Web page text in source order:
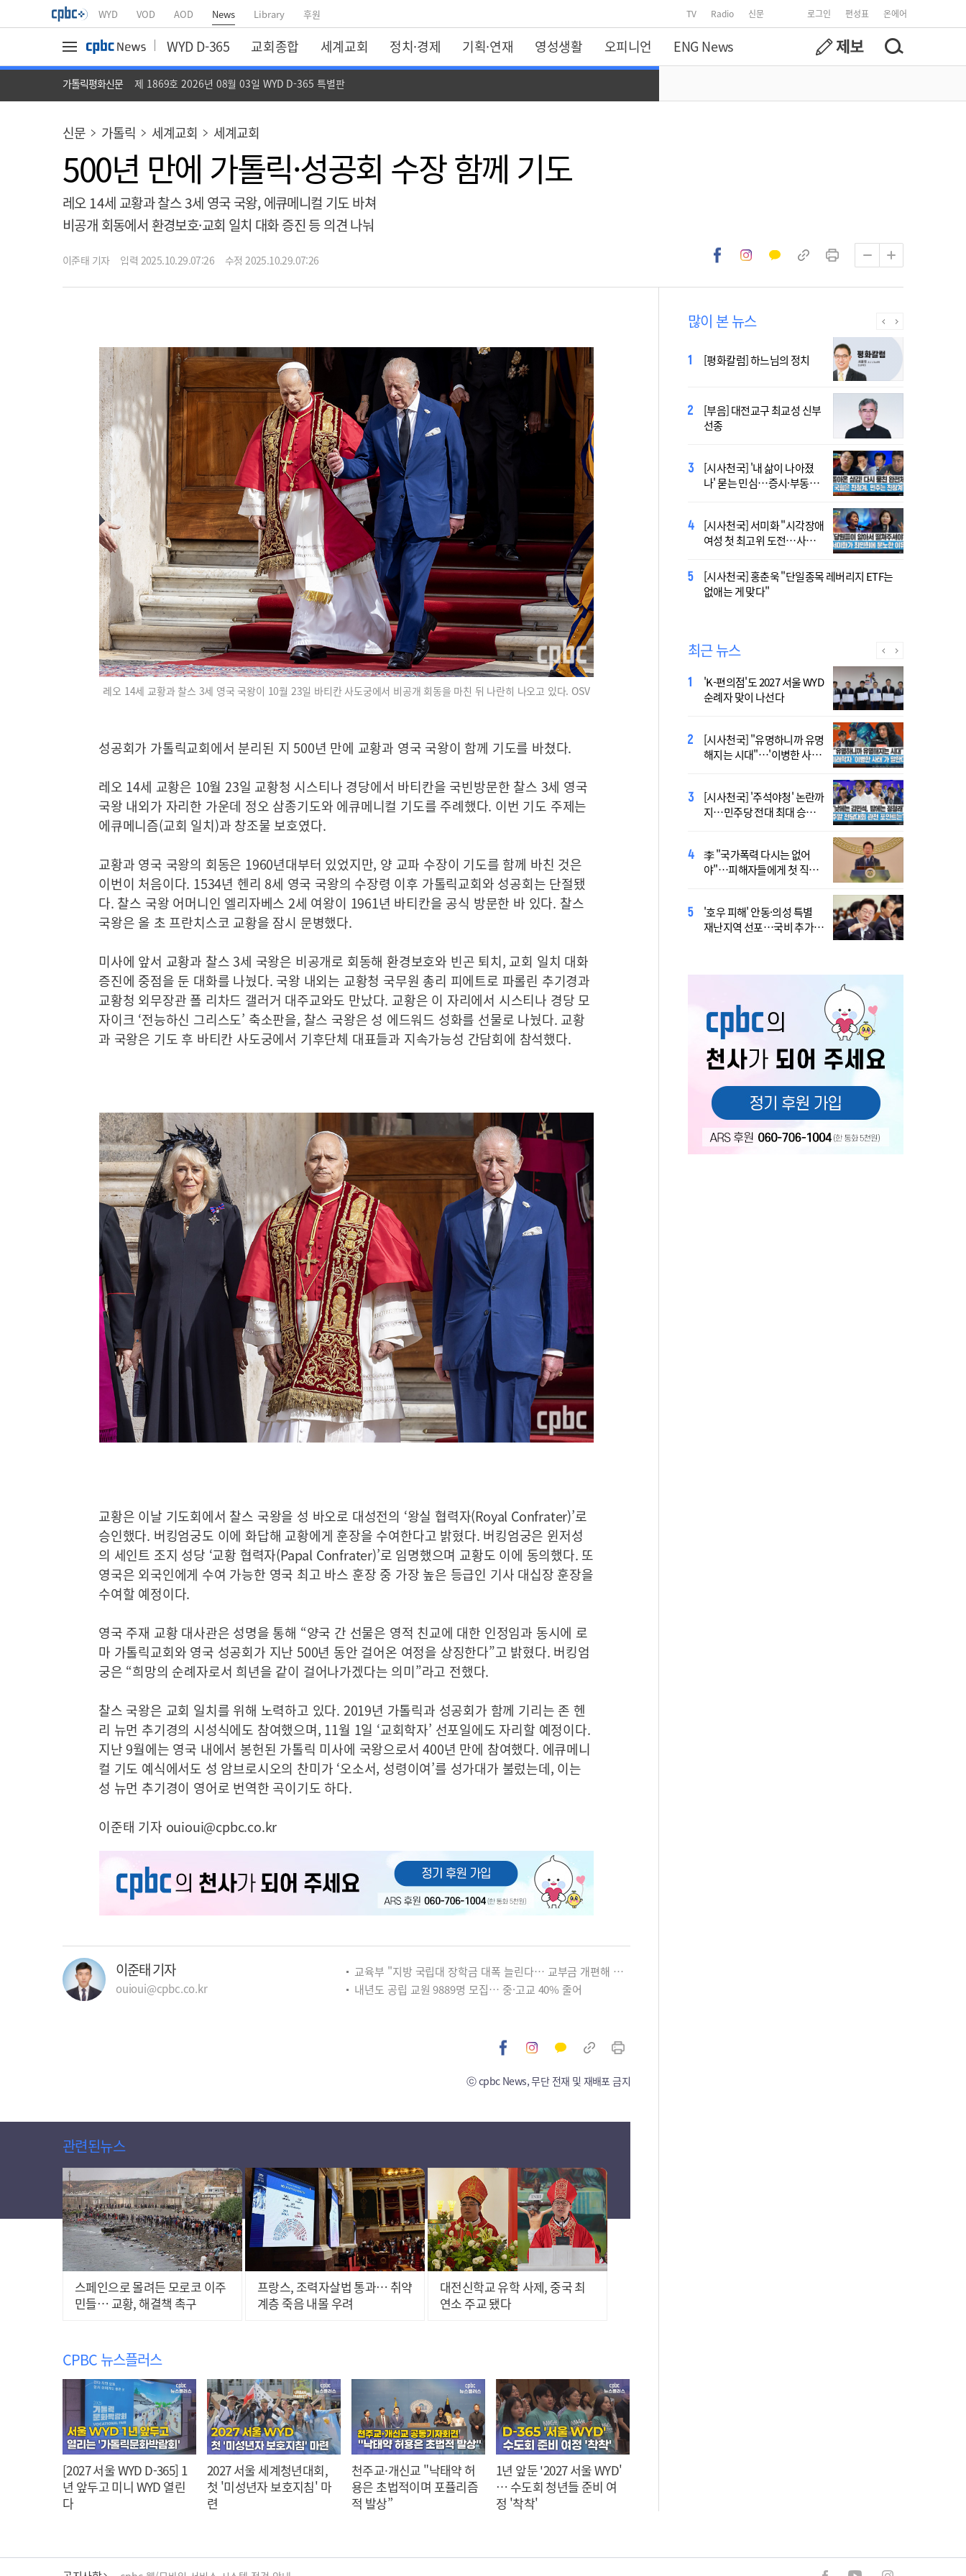
WYD VOD AOD News Library 후원 TV Radio 신문 로그인 편성표 온에어
WYD D-365 교회종합 세계교회 정치·경제 기획·연재 영성생활 오피니언 ENG News
가톨릭평화신문 제 1869호 2026년 08월 03일 WYD D-365 특별판
신문 가톨릭 세계교회 세계교회
500년 만에 가톨릭·성공회 수장 함께 기도
레오 14세 교황과 찰스 3세 영국 국왕, 에큐메니컬 기도 바쳐
비공개 회동에서 환경보호·교회 일치 대화 증진 등 의견 나눠
이준태 기자 입력 2025.10.29.07:26 수정 2025.10.29.07:26
레오 14세 교황과 찰스 3세 영국 국왕이 10월 23일 바티칸 사도궁에서 비공개 회동을 마친 뒤 나란히 나오고 있다. OSV
성공회가 가톨릭교회에서 분리된 지 500년 만에 교황과 영국 국왕이 함께 기도를 바쳤다.
레오 14세 교황은 10월 23일 교황청 시스티나 경당에서 바티칸을 국빈방문한 찰스 3세 영국
국왕 내외가 자리한 가운데 정오 삼종기도와 에큐메니컬 기도를 주례했다. 이번 기도 주제는
에큐메니즘(교회 일치)과 창조물 보호였다.
교황과 영국 국왕의 회동은 1960년대부터 있었지만, 양 교파 수장이 기도를 함께 바친 것은
이번이 처음이다. 1534년 헨리 8세 영국 국왕의 수장령 이후 가톨릭교회와 성공회는 단절됐
다. 찰스 국왕 어머니인 엘리자베스 2세 여왕이 1961년 바티칸을 공식 방문한 바 있다. 찰스
국왕은 올 초 프란치스코 교황을 잠시 문병했다.
미사에 앞서 교황과 찰스 3세 국왕은 비공개로 회동해 환경보호와 빈곤 퇴치, 교회 일치 대화
증진에 중점을 둔 대화를 나눴다. 국왕 내외는 교황청 국무원 총리 피에트로 파롤린 추기경과
교황청 외무장관 폴 리차드 갤러거 대주교와도 만났다. 교황은 이 자리에서 시스티나 경당 모
자이크 ‘전능하신 그리스도’ 축소판을, 찰스 국왕은 성 에드워드 성화를 선물로 나눴다. 교황
과 국왕은 기도 후 바티칸 사도궁에서 기후단체 대표들과 지속가능성 간담회에 참석했다.
교황은 이날 기도회에서 찰스 국왕을 성 바오로 대성전의 ‘왕실 협력자(Royal Confrater)’로
승인했다. 버킹엄궁도 이에 화답해 교황에게 훈장을 수여한다고 밝혔다. 버킹엄궁은 윈저성
의 세인트 조지 성당 ‘교황 협력자(Papal Confrater)’로 임명했으며 교황도 이에 동의했다. 또
영국은 외국인에게 수여 가능한 영국 최고 바스 훈장 중 가장 높은 등급인 기사 대십장 훈장을
수여할 예정이다.
영국 주재 교황 대사관은 성명을 통해 “양국 간 선물은 영적 친교에 대한 인정임과 동시에 로
마 가톨릭교회와 영국 성공회가 지난 500년 동안 걸어온 여정을 상징한다”고 밝혔다. 버킹엄
궁은 “희망의 순례자로서 희년을 같이 걸어나가겠다는 의미”라고 전했다.
찰스 국왕은 교회 일치를 위해 노력하고 있다. 2019년 가톨릭과 성공회가 함께 기리는 존 헨
리 뉴먼 추기경의 시성식에도 참여했으며, 11월 1일 ‘교회학자’ 선포일에도 자리할 예정이다.
지난 9월에는 영국 내에서 봉헌된 가톨릭 미사에 국왕으로서 400년 만에 참여했다. 에큐메니
컬 기도 예식에서도 성 암브로시오의 찬미가 ‘오소서, 성령이여’를 성가대가 불렀는데, 이는
성 뉴먼 추기경이 영어로 번역한 곡이기도 하다.
이준태 기자 ouioui@cpbc.co.kr
이준태 기자
ouioui@cpbc.co.kr
교육부 "지방 국립대 장학금 대폭 늘린다… 교부금 개편해 미래인재 양성"
내년도 공립 교원 9889명 모집… 중·고교 40% 줄어
ⓒ cpbc News, 무단 전재 및 재배포 금지
관련된뉴스
스페인으로 몰려든 모로코 이주
민들… 교황, 해결책 촉구
프랑스, 조력자살법 통과… 취약
계층 죽음 내몰 우려
대전신학교 유학 사제, 중국 최
연소 주교 됐다
CPBC 뉴스플러스
[2027 서울 WYD D-365] 1
년 앞두고 미니 WYD 열린
다
2027 서울 세계청년대회,
첫 '미성년자 보호지침' 마
련
천주교·개신교 "낙태약 허
용은 초법적이며 포퓰리즘
적 발상”
1년 앞둔 '2027 서울 WYD'
… 수도회 청년들 준비 여
정 '착착'
많이 본 뉴스
[평화칼럼] 하느님의 정치
[부음] 대전교구 최교성 신부
선종
[시사천국] '내 삶이 나아졌
나' 묻는 민심…증시·부동산
[시사천국] 서미화 "시각장애
여성 첫 최고위 도전…사회
[시사천국] 홍춘욱 "단일종목 레버리지 ETF는
없애는 게 맞다"
2027 서울 WYD 공식 주제가
오늘 공개…한국인 곡 선정
2027 서울 세계청년대회 주
제가 공개…희망의 선율 울
대전신학교 유학 사제, 중국
최연소 주교 됐다
[시사천국] 서범수 '돌려차기'
발언 파장…"사석에서도 안
[사제인사] 인천교구 8월 11
일·7월 30일 부
최근 뉴스
'K-편의점'도 2027 서울 WYD
순례자 맞이 나선다
[시사천국] "유명하니까 유명
해지는 시대"…'이병한 사
[시사천국] '주석야청' 논란까
지…민주당 전대 최대 승부
李 "국가폭력 다시는 없어
야"…피해자들에게 첫 직접
'호우 피해' 안동·의성 특별
재난지역 선포…국비 추가
폭염 '뉴 노멀' 시대..."한 단계
높은 수준의 폭염"
[사제인사] 안동교구, 10일
부
'식중독 발생 9월이 가장 많
아'
정동영 "'조선' 호명 부르기
공론화 후에"…원로들 "이름
Official Theme Song for
WYD Seoul 2027 Released
cpbc 웹/모바일 서비스 시스템 점검 안내